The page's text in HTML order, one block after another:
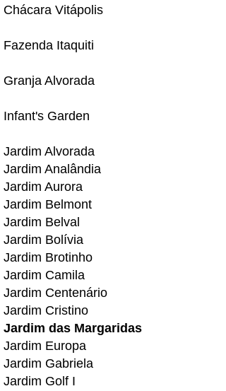
Chácara Vitápolis
Fazenda Itaquiti
Granja Alvorada
Infant's Garden
Jardim Alvorada
Jardim Analândia
Jardim Aurora
Jardim Belmont
Jardim Belval
Jardim Bolívia
Jardim Brotinho
Jardim Camila
Jardim Centenário
Jardim Cristino
Jardim das Margaridas
Jardim Europa
Jardim Gabriela
Jardim Golf I